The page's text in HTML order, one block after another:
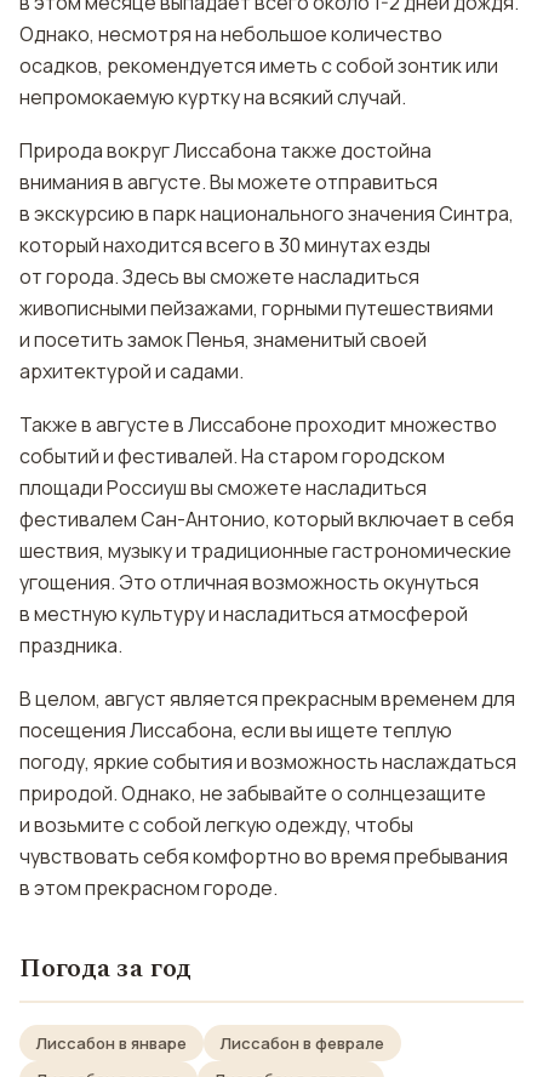
Однако, несмотря на небольшое количество
осадков, рекомендуется иметь с собой зонтик или
непромокаемую куртку на всякий случай.
Природа вокруг Лиссабона также достойна
внимания в августе. Вы можете отправиться
в экскурсию в парк национального значения Синтра,
который находится всего в 30 минутах езды
от города. Здесь вы сможете насладиться
живописными пейзажами, горными путешествиями
и посетить замок Пенья, знаменитый своей
архитектурой и садами.
Также в августе в Лиссабоне проходит множество
событий и фестивалей. На старом городском
площади Россиуш вы сможете насладиться
фестивалем Сан-Антонио, который включает в себя
шествия, музыку и традиционные гастрономические
угощения. Это отличная возможность окунуться
в местную культуру и насладиться атмосферой
праздника.
В целом, август является прекрасным временем для
посещения Лиссабона, если вы ищете теплую
погоду, яркие события и возможность наслаждаться
природой. Однако, не забывайте о солнцезащите
и возьмите с собой легкую одежду, чтобы
чувствовать себя комфортно во время пребывания
в этом прекрасном городе.
Погода за год
Лиссабон в январе
Лиссабон в феврале